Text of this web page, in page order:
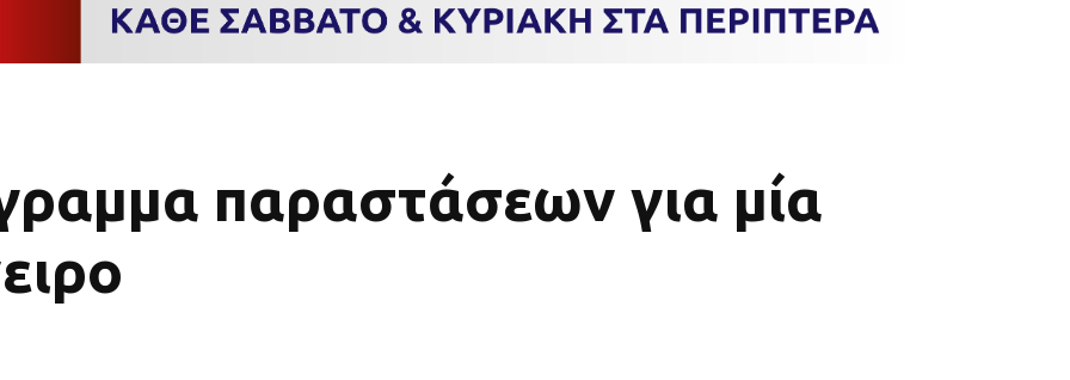
παραστάσεων για μία